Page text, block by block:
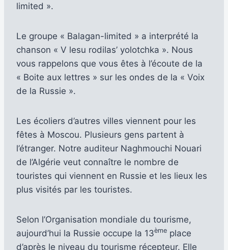
limited ».
Le groupe « Balagan-limited » a interprété la
chanson « V lesu rodilas’ yolotchka ». Nous
vous rappelons que vous êtes à l’écoute de la
« Boite aux lettres » sur les ondes de la « Voix
de la Russie ».
Les écoliers d’autres villes viennent pour les
fêtes à Moscou. Plusieurs gens partent à
l’étranger. Notre auditeur Naghmouchi Nouari
de l’Algérie veut connaître le nombre de
touristes qui viennent en Russie et les lieux les
plus visités par les touristes.
Selon l’Organisation mondiale du tourisme,
aujourd’hui la Russie occupe la 13ème place
d’après le niveau du tourisme récepteur. Elle